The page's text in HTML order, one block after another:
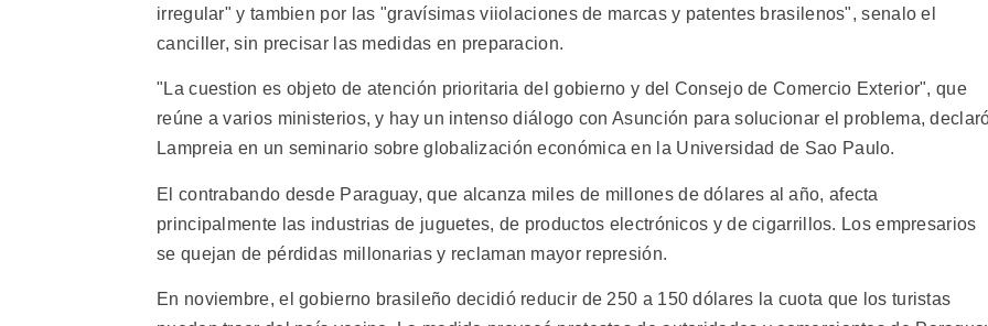
irregular" y tambien por las "gravísimas viiolaciones de marcas y patentes brasilenos", senalo el
canciller, sin precisar las medidas en preparacion.
"La cuestion es objeto de atención prioritaria del gobierno y del Consejo de Comercio Exterior", que
reúne a varios ministerios, y hay un intenso diálogo con Asunción para solucionar el problema,
Lampreia en un seminario sobre globalización económica en la Universidad de Sao Paulo.
El contrabando desde Paraguay, que alcanza miles de millones de dólares al año, afecta
principalmente las industrias de juguetes, de productos electrónicos y de cigarrillos. Los empresarios
se quejan de pérdidas millonarias y reclaman mayor represión.
En noviembre, el gobierno brasileño decidió reducir de 250 a 150 dólares la cuota que los turistas